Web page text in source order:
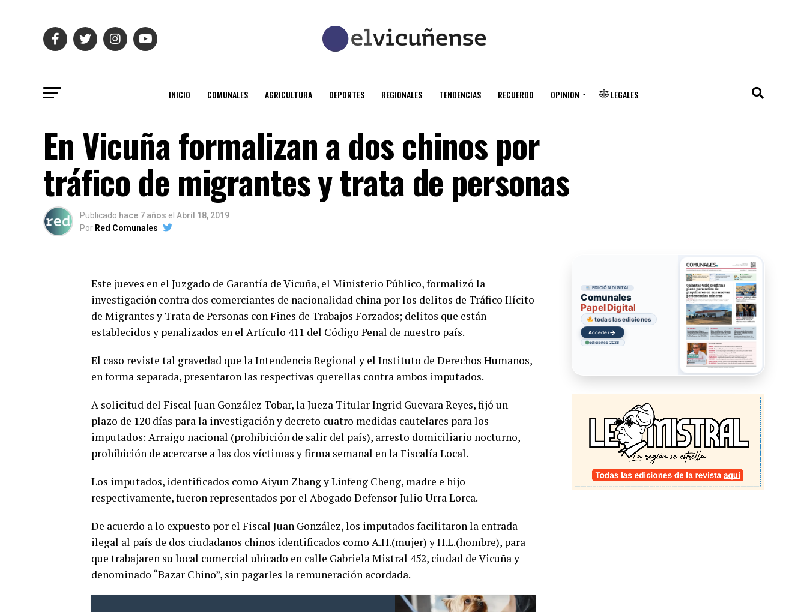
INICIO COMUNALES AGRICULTURA DEPORTES REGIONALES TENDENCIAS RECUERDO OPINION LEGALES
En Vicuña formalizan a dos chinos por
tráfico de migrantes y trata de personas
Publicado hace 7 años el Abril 18, 2019
Por Red Comunales
Este jueves en el Juzgado de Garantía de Vicuña, el Ministerio Público, formalizó la
investigación contra dos comerciantes de nacionalidad china por los delitos de Tráfico Ilícito
de Migrantes y Trata de Personas con Fines de Trabajos Forzados; delitos que están
establecidos y penalizados en el Artículo 411 del Código Penal de nuestro país.
El caso reviste tal gravedad que la Intendencia Regional y el Instituto de Derechos Humanos,
en forma separada, presentaron las respectivas querellas contra ambos imputados.
A solicitud del Fiscal Juan González Tobar, la Jueza Titular Ingrid Guevara Reyes, fijó un
plazo de 120 días para la investigación y decreto cuatro medidas cautelares para los
imputados: Arraigo nacional (prohibición de salir del país), arresto domiciliario nocturno,
prohibición de acercarse a las dos víctimas y firma semanal en la Fiscalía Local.
Los imputados, identificados como Aiyun Zhang y Linfeng Cheng, madre e hijo
respectivamente, fueron representados por el Abogado Defensor Julio Urra Lorca.
De acuerdo a lo expuesto por el Fiscal Juan González, los imputados facilitaron la entrada
ilegal al país de dos ciudadanos chinos identificados como A.H.(mujer) y H.L.(hombre), para
que trabajaren su local comercial ubicado en calle Gabriela Mistral 452, ciudad de Vicuña y
denominado “Bazar Chino”, sin pagarles la remuneración acordada.
EDICIÓN DIGITAL
Comunales
Papel Digital
todas las ediciones
Acceder→
ediciones 2026